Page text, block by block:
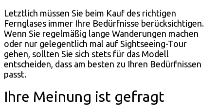
Letztlich müssen Sie beim Kauf des richtigen
Fernglases immer Ihre Bedürfnisse berücksichtigen.
Wenn Sie regelmäßig lange Wanderungen machen
oder nur gelegentlich mal auf Sightseeing-Tour
gehen, sollten Sie sich stets für das Modell
entscheiden, dass am besten zu Ihren Bedürfnissen
passt.
Ihre Meinung ist gefragt